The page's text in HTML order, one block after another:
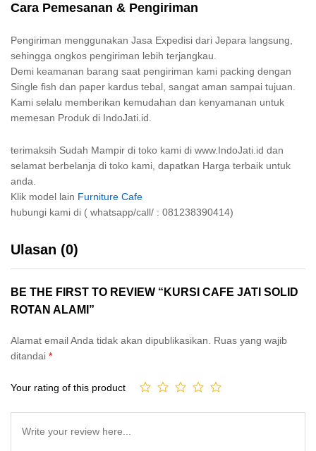
Cara Pemesanan & Pengiriman
Pengiriman menggunakan Jasa Expedisi dari Jepara langsung,
sehingga ongkos pengiriman lebih terjangkau.
Demi keamanan barang saat pengiriman kami packing dengan
Single fish dan paper kardus tebal, sangat aman sampai tujuan.
Kami selalu memberikan kemudahan dan kenyamanan untuk
memesan Produk di IndoJati.id.
terimaksih Sudah Mampir di toko kami di www.IndoJati.id dan
selamat berbelanja di toko kami, dapatkan Harga terbaik untuk
anda.
Klik model lain Furniture Cafe
hubungi kami di ( whatsapp/call/ : 081238390414)
Ulasan (0)
BE THE FIRST TO REVIEW “KURSI CAFE JATI SOLID
ROTAN ALAMI”
Alamat email Anda tidak akan dipublikasikan.
Ruas yang wajib
ditandai *
Your rating of this product